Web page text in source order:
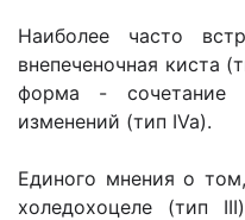
Наиболее часто
внепеченочная киста
форма - сочетание
изменений (тип IVa).
Единого мнения о
хoледохоцеле (тип